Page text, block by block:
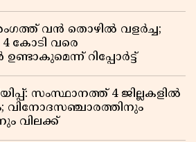
വൻ തൊഴിൽ വളർച്ച;
കോടി വരെ
റിപ്പോർട്ട്
സംസ്ഥാനത്ത് 4 ജില്ലകളിൽ
വിനോദസഞ്ചാരത്തിനും
വിലക്ക്